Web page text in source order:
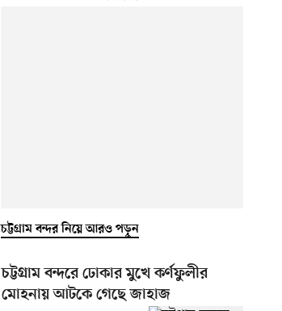
চট্টগ্রাম বন্দর নিয়ে আরও পড়ুন
চট্টগ্রাম বন্দরে ঢোকার মুখে কর্ণফুলীর
মোহনায় আটকে গেছে জাহাজ